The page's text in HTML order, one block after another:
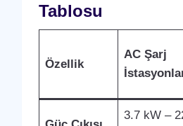
Tablosu
Özellik
AC Şarj
3.7 kW –